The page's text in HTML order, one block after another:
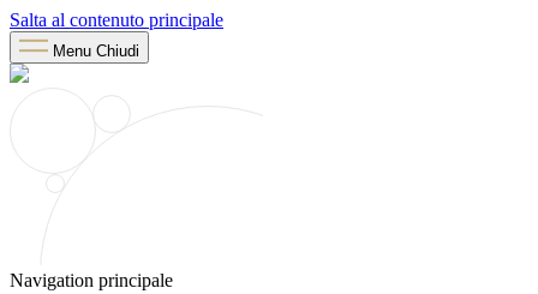
Salta al contenuto principale
Menu Chiudi
Navigation principale